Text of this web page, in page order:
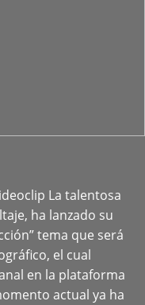
La talentosa
ha lanzado su
tema que será
el cual
en la plataforma
actual ya ha